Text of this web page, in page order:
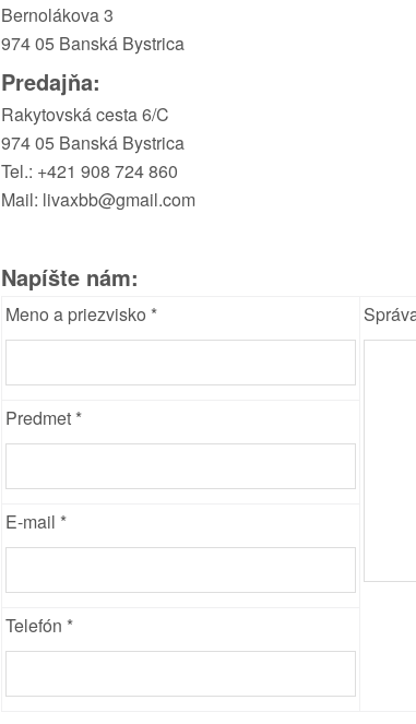
Bernolákova 3
974 05 Banská Bystrica
Predajňa:
Rakytovská cesta 6/C
974 05 Banská Bystrica
Tel.: +421 908 724 860
Mail: livaxbb@gmail.com
Napíšte nám:
Meno a priezvisko *
Predmet *
E-mail *
Telefón *